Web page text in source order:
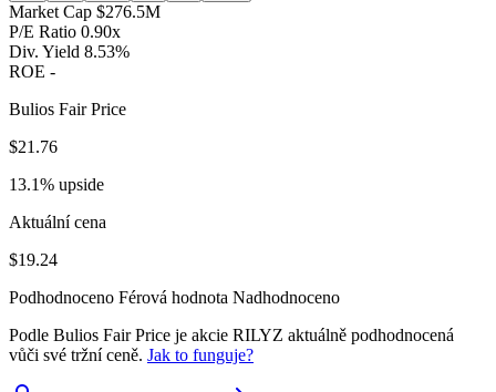
Market Cap $276.5M
P/E Ratio 0.90x
Div. Yield 8.53%
ROE -
Bulios Fair Price
$21.76
13.1% upside
Aktuální cena
$19.24
Podhodnoceno Férová hodnota Nadhodnoceno
Podle Bulios Fair Price je akcie RILYZ aktuálně podhodnocená
vůči své tržní ceně. Jak to funguje?